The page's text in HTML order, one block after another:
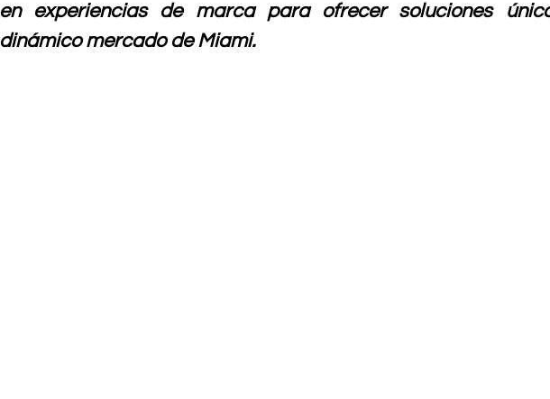
en experiencias de marca para ofrecer soluciones
dinámico mercado de Miami.